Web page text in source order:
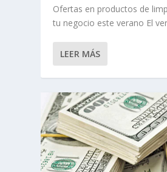
Ofertas en productos de
tu negocio este verano El
LEER MÁS